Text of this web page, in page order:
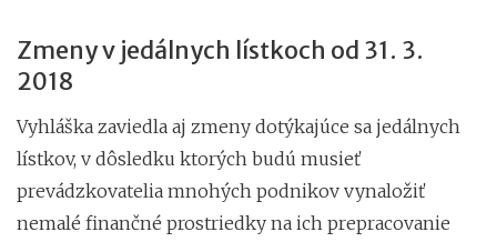
Zmeny v jedálnych lístkoch od 31. 3.
2018
Vyhláška zaviedla aj zmeny dotýkajúce sa jedálnych
lístkov, v dôsledku ktorých budú musieť
prevádzkovatelia mnohých podnikov vynaložiť
nemalé finančné prostriedky na ich prepracovanie